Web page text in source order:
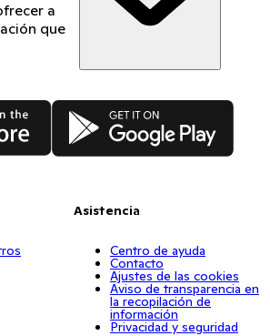
a
que
Google Play
Asistencia
Centro de ayuda
Contacto
Ajustes de las cookies
Aviso de transparencia en
la recopilación de
información
Privacidad y seguridad